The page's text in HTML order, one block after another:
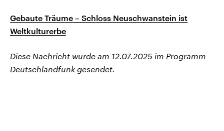
Gebaute Träume – Schloss Neuschwanstein ist
Weltkulturerbe
Diese Nachricht wurde am 12.07.2025 im Programm
Deutschlandfunk gesendet.